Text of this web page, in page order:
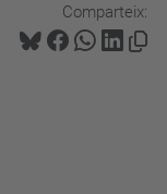
Comparteix: